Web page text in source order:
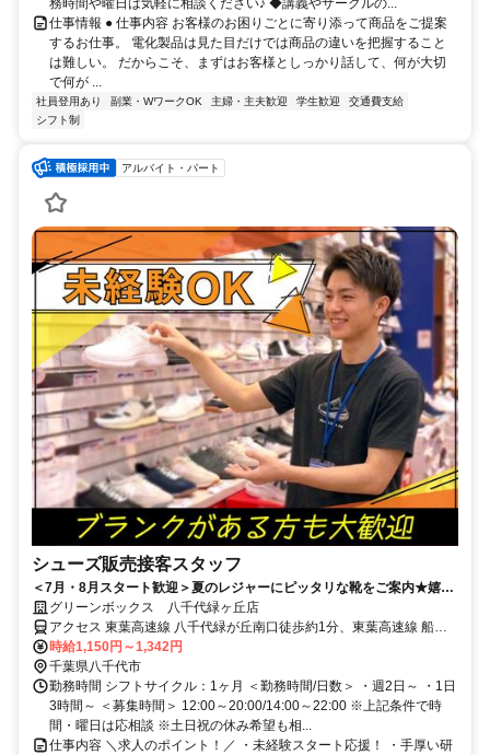
仕事情報 ● 仕事内容 お客様のお困りごとに寄り添って商品をご提案
するお仕事。 電化製品は見た目だけでは商品の違いを把握すること
は難しい。 だからこそ、まずはお客様としっかり話して、何が大切
で何が ...
社員登用あり 副業・WワークOK 主婦・主夫歓迎 学生歓迎
交通費支給
シフト制
アルバイト・パート
シューズ販売接客スタッフ
＜7月・8月スタート歓迎＞夏のレジャーにピッタリな靴をご案内★嬉し
いスタッフ割引も◎週2日～/1日3h～/短時間～フルタイムまで柔軟対
応！
グリーンボックス 八千代緑ヶ丘店
アクセス 東葉高速線 八千代緑が丘南口徒歩約1分、東葉高速線 船橋
日大前西口徒歩約20分、東葉高速線 八千代中央出入口1徒歩約37分
「八千代緑が丘」駅から徒歩2分
時給1,150円～1,342円
千葉県八千代市
勤務時間 シフトサイクル：1ヶ月 ＜勤務時間/日数＞ ・週2日～ ・1日
3時間～ ＜募集時間＞ 12:00～20:00/14:00～22:00 ※上記条件で時
間・曜日は応相談 ※土日祝の休み希望も相...
仕事内容 ＼求人のポイント！／ ・未経験スタート応援！ ・手厚い研